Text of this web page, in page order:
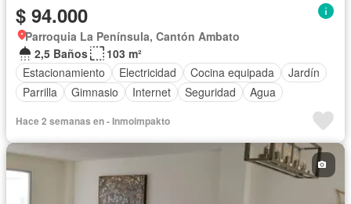
$ 94.000
Parroquia La Península, Cantón Ambato
2,5 Baños
103 m²
Estacionamiento
Electricidad Cocina equipada
Jardín
Parrilla
Gimnasio Internet Seguridad Agua
Hace 2 semanas en - Inmoimpakto